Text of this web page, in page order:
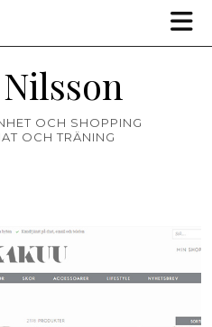
OCH SHOPPING
OCH TRÄNING